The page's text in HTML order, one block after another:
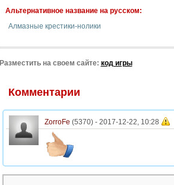
Альтернативное название на русском:
Алмазные крестики-нолики
Разместить на своем сайте: код игры
Комментарии
ZorroFe (5370) - 2017-12-22, 10:28